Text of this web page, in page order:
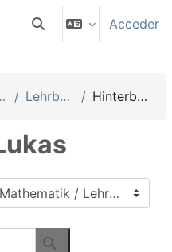
Selector de búsqueda
Acceder
Lehrbeauftragte Hinterberger, Lukas